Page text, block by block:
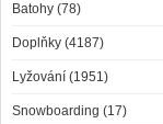
Batohy (78)
Doplňky (4187)
Lyžování (1951)
Snowboarding (17)